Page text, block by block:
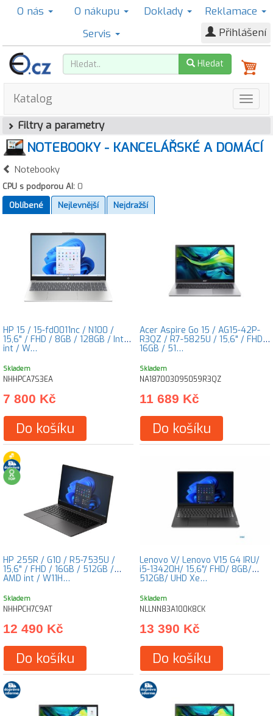
O nás O nákupu Doklady
Reklamace
Servis
Přihlášení
Hledat
Katalog
Filtry a parametry
NOTEBOOKY - KANCELÁŘSKÉ A DOMÁCÍ
Notebooky
CPU s podporou AI: 0
Oblíbené
Nejlevnější Nejdražší
HP 15 / 15-fd0011nc / N100 /
15,6" / FHD / 8GB / 128GB / Intel
int / W…
Skladem
NHHPCA7S3EA
7 800 Kč
Do košíku
Acer Aspire Go 15 / AG15-42P-
R3QZ / R7-5825U / 15,6" / FHD /
16GB / 51…
Skladem
NA187003095059R3QZ
11 689 Kč
Do košíku
HP 255R / G10 / R5-7535U /
15,6" / FHD / 16GB / 512GB /
AMD int / W11H…
Skladem
NHHPCH7C9AT
12 490 Kč
Do košíku
Lenovo V/ Lenovo V15 G4 IRU/
i5-13420H/ 15,6"/ FHD/ 8GB/
512GB/ UHD Xe…
Skladem
NLLNN83A100K8CK
13 390 Kč
Do košíku